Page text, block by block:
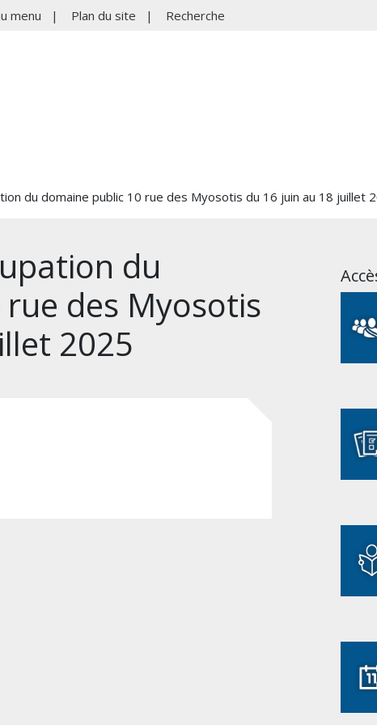
menu | Plan du site | Recherche
du domaine public 10 rue des Myosotis du 16 juin au 18 juillet
du
des Myosotis
2025